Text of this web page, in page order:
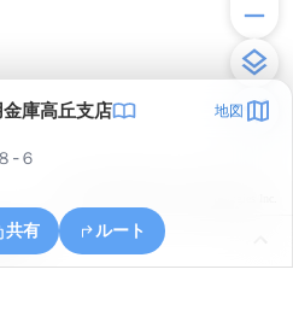
庫高丘支店 地図
-６
共有 ルート
西町